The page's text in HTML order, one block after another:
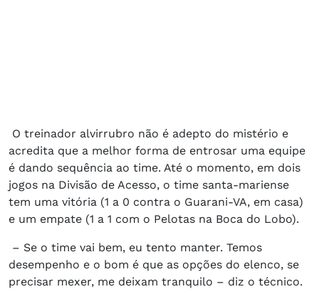
O treinador alvirrubro não é adepto do mistério e
acredita que a melhor forma de entrosar uma equipe
é dando sequência ao time. Até o momento, em dois
jogos na Divisão de Acesso, o time santa-mariense
tem uma vitória (1 a 0 contra o Guarani-VA, em casa)
e um empate (1 a 1 com o Pelotas na Boca do Lobo).
– Se o time vai bem, eu tento manter. Temos
desempenho e o bom é que as opções do elenco, se
precisar mexer, me deixam tranquilo – diz o técnico.